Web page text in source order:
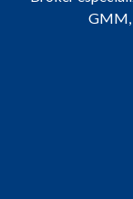
GMM,